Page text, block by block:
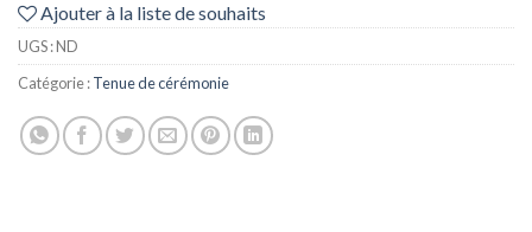
Ajouter à la liste de souhaits
UGS :ND
Catégorie :Tenue de cérémonie